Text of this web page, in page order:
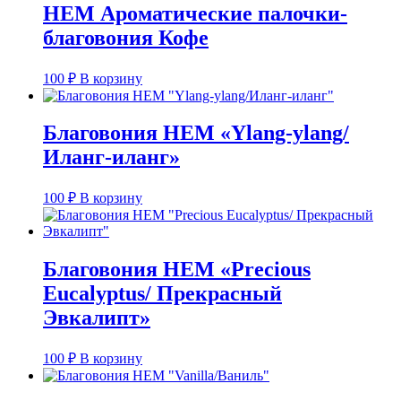
HEM Ароматические палочки-
благовония Кофе
100 ₽ В корзину
Благовония HEM «Ylang-ylang/
Иланг-иланг»
100 ₽ В корзину
Благовония HEM «Precious
Eucalyptus/ Прекрасный
Эвкалипт»
100 ₽ В корзину